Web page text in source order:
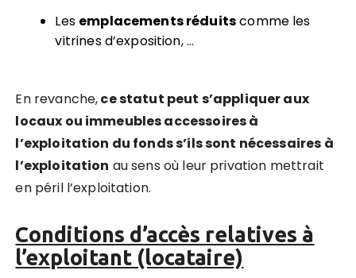
Les emplacements réduitscomme les
vitrines d’exposition, …
En revanche,ce statut peut s’appliquer aux
locaux ou immeubles accessoires à
l’exploitation du fonds s’ils sont nécessaires à
l’exploitation au sens où leur privation mettrait
en péril l’exploitation.
Conditions d’accès relatives à
l’exploitant (locataire)